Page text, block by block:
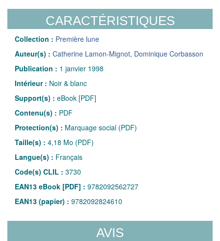
CARACTÉRISTIQUES
Collection : Première lune
Auteur(s) : Catherine Lamon-Mignot, Dominique Corbasson
Publication : 1 janvier 1998
Intérieur : Noir & blanc
Support(s) : eBook [PDF]
Contenu(s) : PDF
Protection(s) : Marquage social (PDF)
Taille(s) : 4,18 Mo (PDF)
Langue(s) : Français
Code(s) CLIL : 3730
EAN13 eBook [PDF] : 9782092562727
EAN13 (papier) : 9782092824610
AVIS